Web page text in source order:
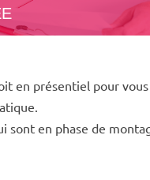
en présentiel pour
sont en phase de